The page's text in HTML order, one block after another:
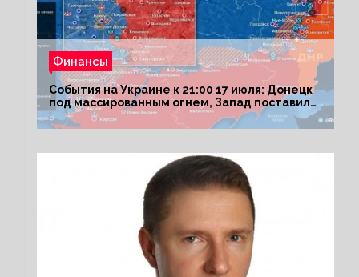
Финансы
События на Украине к 21:00 17 июля: Донецк
под массированным огнем, Запад поставил
Киеву ультиматум